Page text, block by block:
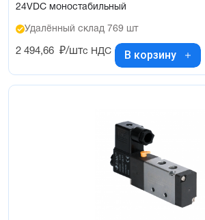
24VDC моностабильный
Удалённый склад 769 шт
2 494,66 ₽/штс НДС В корзину